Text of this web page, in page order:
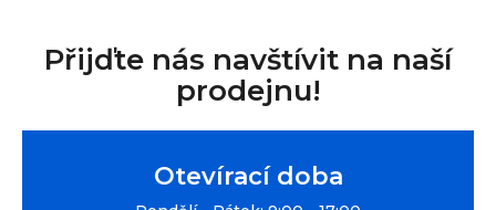
Přijďte nás navštívit na naší
prodejnu!
Otevírací doba